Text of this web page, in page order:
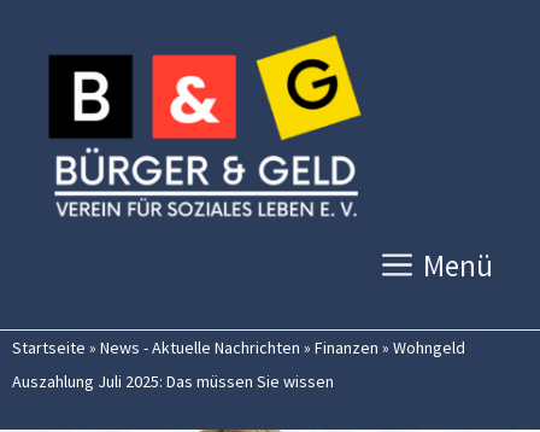
Inhalt
springen
Menü
Startseite » News - Aktuelle Nachrichten » Finanzen » Wohngeld
Auszahlung Juli 2025: Das müssen Sie wissen